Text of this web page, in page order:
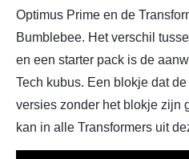
Optimus Prime en de
Bumblebee. Het verschil
en een starter pack is de
Tech kubus. Een blokje dat
versies zonder het blokje zijn
kan in alle Transformers uit